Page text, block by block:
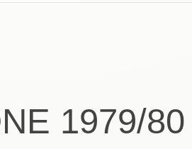
1979/80